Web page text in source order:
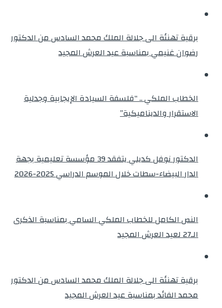
برقية تهنئة الى جلالة الملك محمد السادس من الدكتور
رضوان غنيمي بمناسبة عيد العرش المجيد
الخطاب الملكي .. “فلسفة السيادة الإيجابية وجدلية
الاستقرار والديناميكية”
الدكتور نوفل كديلي يتفقد 39 مؤسسة تعليمية بجهة
الدار البيضاء-سطات خلال الموسم الدراسي 2025-2026
النص الكامل للخطاب الملكي السامي بمناسبة الذكرى
الـ27 لعيد العرش المجيد
برقية تهنئة الى جلالة الملك محمد السادس من الدكتور
محمد الفائد بمناسبة عيد العرش المجيد